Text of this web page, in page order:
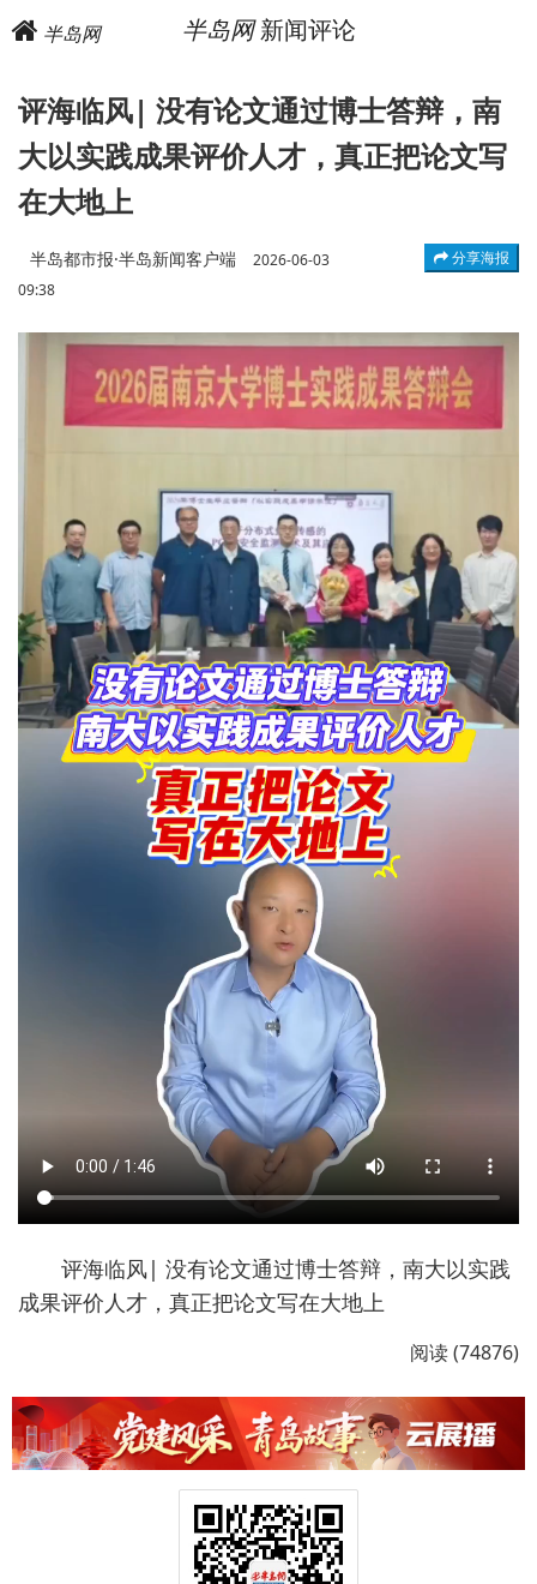
半岛网 半岛网新闻评论
评海临风| 没有论文通过博士答辩，南
大以实践成果评价人才，真正把论文写
在大地上
半岛都市报·半岛新闻客户端
2026-06-03
09:38
分享海报
评海临风| 没有论文通过博士答辩，南大以实践
成果评价人才，真正把论文写在大地上
阅读 (74876)